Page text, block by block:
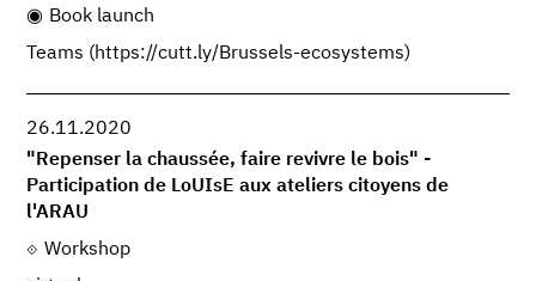
Book launch
Teams (https://cutt.ly/Brussels-ecosystems)
26.11.2020
"Repenser la chaussée, faire revivre le bois" -
Participation de LoUIsE aux ateliers citoyens de
l'ARAU
Workshop